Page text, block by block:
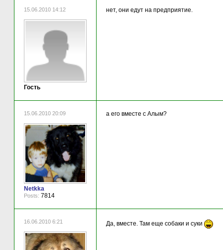
15.06.2010 14:12
Гость
нет, они едут на предприятие.
15.06.2010 20:09
Netkka
Posts: 7814
a eго вместе с Алым?
16.06.2010 6:21 Да, вместе. Там еще собаки и суки